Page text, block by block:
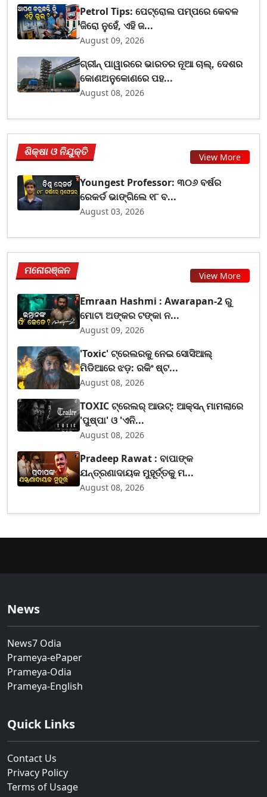
Petrol Tips: ପେଟ୍ରୋଲ ପମ୍ପରେ କେବଳ
ଜିରୋ ନୁହେଁ, ଏହି ଜ...
August 09, 2026
ଗ୍ରୀନ୍ ପାୱାରରେ ଭାରତର ନୂଆ ଚାଲ୍, ଦେଶର
କୋଣଅନୁକୋଣରେ ପହ...
August 08, 2026
ଶିକ୍ଷା ଓ ନିଯୁକ୍ତି View More
Youngest Professor: ୩୦୬ ବର୍ଷର
ରେକର୍ଡ ଭାଙ୍ଗିଲେ ୧୮ ବ...
August 03, 2026
ମନୋରଞ୍ଜନ View More
Emraan Hashmi : Awarapan-2 ରୁ
ମୋଟା ଅଙ୍କର ଟଙ୍କା ନ...
August 09, 2026
'Toxic' ଟ୍ରେଲରକୁ ନେଇ ସୋସିଆଲ୍
ମିଡିଆରେ ଝଡ଼: ରକିଂ ଷ୍ଟ...
August 08, 2026
TOXIC ଟ୍ରେଲର୍ ଆଉଟ୍: ଆକ୍ସନ୍ ମାମଲାରେ
'ପୁଷ୍ପା' ଓ 'ଏନି...
August 08, 2026
Pradeep Rawat : ବାପାଙ୍କ
ଯନ୍ତ୍ରଣାଦାୟକ ମୁହୂର୍ତ୍ତକୁ ମ...
August 08, 2026
News
News7 Odia
Prameya-ePaper
Prameya-Odia
Prameya-English
Quick Links
Contact Us
Privacy Policy
Terms of Usage